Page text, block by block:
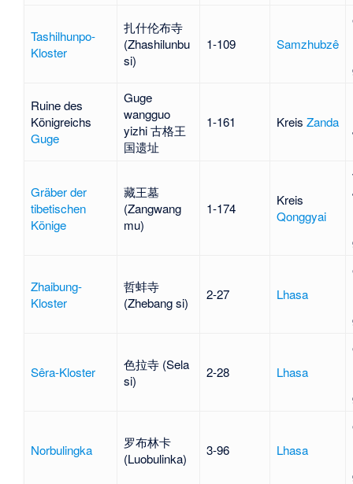
Tashilhunpo-
Kloster
扎什伦布寺
(Zhashilunbu
si)
1-109 Samzhubzê
Ruine des
Königreichs
Guge
Guge
wangguo
yizhi 古格王
国遗址
1-161 Kreis Zanda
Gräber der
tibetischen
Könige
藏王墓
(Zangwang
mu)
1-174
Kreis
Qonggyai
Zhaibung-
Kloster
哲蚌寺
(Zhebang si)
2-27 Lhasa
Sêra-Kloster
色拉寺 (Sela
si)
2-28 Lhasa
Norbulingka
罗布林卡
(Luobulinka)
3-96 Lhasa